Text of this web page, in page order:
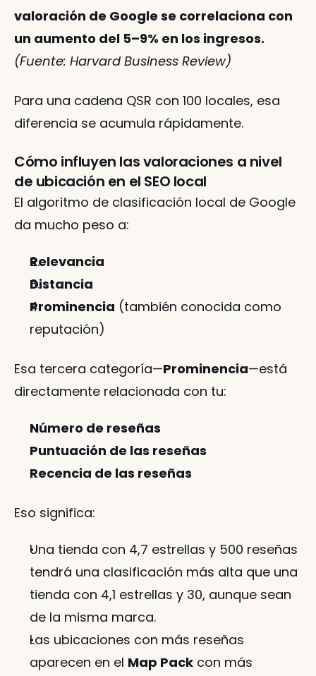
valoración de Google se correlaciona con
un aumento del 5–9% en los ingresos.
(Fuente: Harvard Business Review)
Para una cadena QSR con 100 locales, esa
diferencia se acumula rápidamente.
Cómo influyen las valoraciones a nivel
de ubicación en el SEO local
El algoritmo de clasificación local de Google
da mucho peso a:
Relevancia
Distancia
Prominencia (también conocida como
reputación)
Esa tercera categoría—Prominencia—está
directamente relacionada con tu:
Número de reseñas
Puntuación de las reseñas
Recencia de las reseñas
Eso significa:
Una tienda con 4,7 estrellas y 500 reseñas
tendrá una clasificación más alta que una
tienda con 4,1 estrellas y 30, aunque sean
de la misma marca.
Las ubicaciones con más reseñas
aparecen en el Map Pack con más